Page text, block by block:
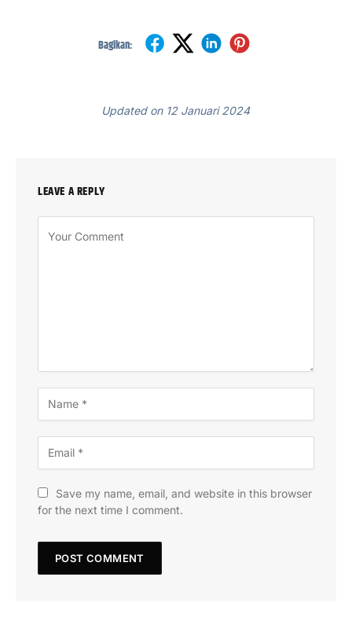
Bagikan:
Updated on 12 Januari 2024
LEAVE A REPLY
Save my name, email, and website in this browser
for the next time I comment.